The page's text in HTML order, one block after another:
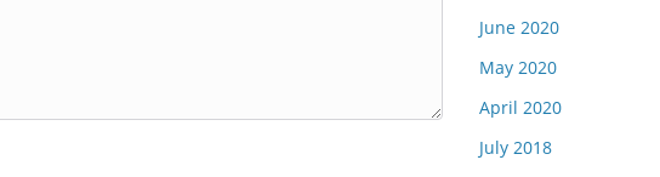
June 2020
May 2020
April 2020
July 2018